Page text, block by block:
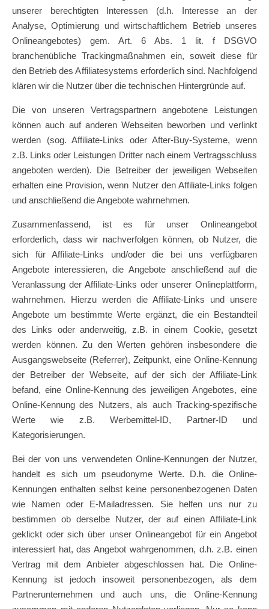
unserer berechtigten Interessen (d.h. Interesse an der
Analyse, Optimierung und wirtschaftlichem Betrieb unseres
Onlineangebotes) gem. Art. 6 Abs. 1 lit. f DSGVO
branchenübliche Trackingmaßnahmen ein, soweit diese für
den Betrieb des Affiliatesystems erforderlich sind. Nachfolgend
klären wir die Nutzer über die technischen Hintergründe auf.
Die von unseren Vertragspartnern angebotene Leistungen
können auch auf anderen Webseiten beworben und verlinkt
werden (sog. Affiliate-Links oder After-Buy-Systeme, wenn
z.B. Links oder Leistungen Dritter nach einem Vertragsschluss
angeboten werden). Die Betreiber der jeweiligen Webseiten
erhalten eine Provision, wenn Nutzer den Affiliate-Links folgen
und anschließend die Angebote wahrnehmen.
Zusammenfassend, ist es für unser Onlineangebot
erforderlich, dass wir nachverfolgen können, ob Nutzer, die
sich für Affiliate-Links und/oder die bei uns verfügbaren
Angebote interessieren, die Angebote anschließend auf die
Veranlassung der Affiliate-Links oder unserer Onlineplattform,
wahrnehmen. Hierzu werden die Affiliate-Links und unsere
Angebote um bestimmte Werte ergänzt, die ein Bestandteil
des Links oder anderweitig, z.B. in einem Cookie, gesetzt
werden können. Zu den Werten gehören insbesondere die
Ausgangswebseite (Referrer), Zeitpunkt, eine Online-Kennung
der Betreiber der Webseite, auf der sich der Affiliate-Link
befand, eine Online-Kennung des jeweiligen Angebotes, eine
Online-Kennung des Nutzers, als auch Tracking-spezifische
Werte wie z.B. Werbemittel-ID, Partner-ID und
Kategorisierungen.
Bei der von uns verwendeten Online-Kennungen der Nutzer,
handelt es sich um pseudonyme Werte. D.h. die Online-
Kennungen enthalten selbst keine personenbezogenen Daten
wie Namen oder E-Mailadressen. Sie helfen uns nur zu
bestimmen ob derselbe Nutzer, der auf einen Affiliate-Link
geklickt oder sich über unser Onlineangebot für ein Angebot
interessiert hat, das Angebot wahrgenommen, d.h. z.B. einen
Vertrag mit dem Anbieter abgeschlossen hat. Die Online-
Kennung ist jedoch insoweit personenbezogen, als dem
Partnerunternehmen und auch uns, die Online-Kennung